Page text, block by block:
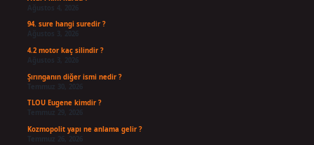
Ağustos 4, 2026
94. sure hangi suredir ?
Ağustos 3, 2026
4.2 motor kaç silindir ?
Ağustos 3, 2026
Şırınganın diğer ismi nedir ?
TLOU Eugene kimdir ?
Temmuz 29, 2026
Kozmopolit yapı ne anlama gelir ?